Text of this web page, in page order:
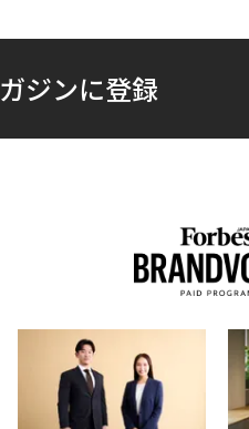
ジンに登録